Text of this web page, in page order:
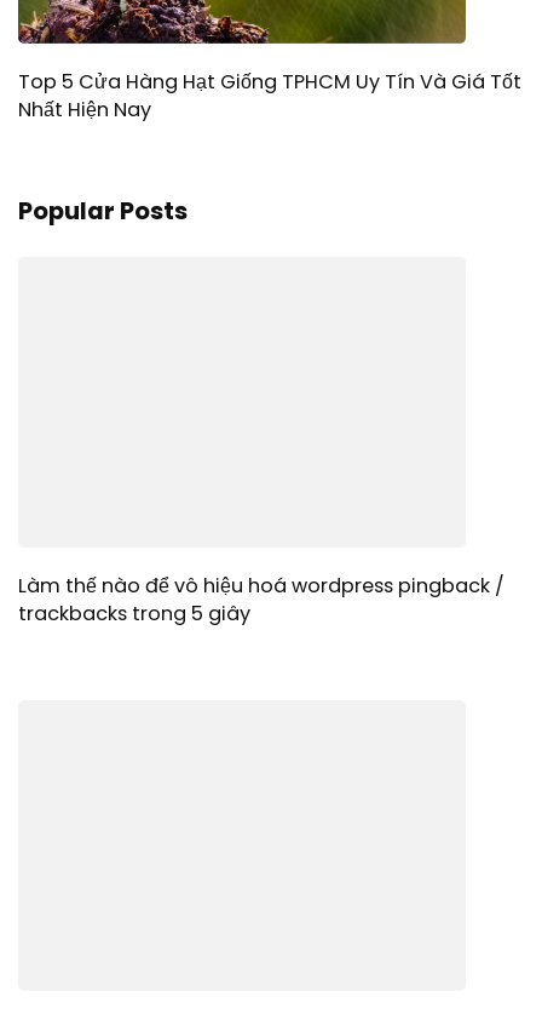
Top 5 Cửa Hàng Hạt Giống TPHCM Uy Tín Và Giá Tốt
Nhất Hiện Nay
Popular Posts
Làm thế nào để vô hiệu hoá wordpress pingback /
trackbacks trong 5 giây